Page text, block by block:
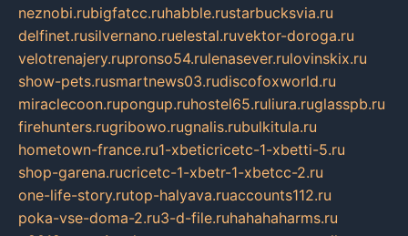
neznobi.rubigfatcc.ruhabble.rustarbucksvia.ru
delfinet.rusilvernano.ruelestal.ruvektor-doroga.ru
velotrenajery.rupronso54.rulenasever.rulovinskix.ru
show-pets.rusmartnews03.rudiscofoxworld.ru
miraclecoon.rupongup.ruhostel65.ruliura.ruglasspb.ru
firehunters.rugribowo.rugnalis.rubulkitula.ru
hometown-france.ru1-xbeticricetc-1-xbetti-5.ru
shop-garena.rucricetc-1-xbetr-1-xbetcc-2.ru
one-life-story.rutop-halyava.ruaccounts112.ru
poka-vse-doma-2.ru3-d-file.ruhahahaharms.ru